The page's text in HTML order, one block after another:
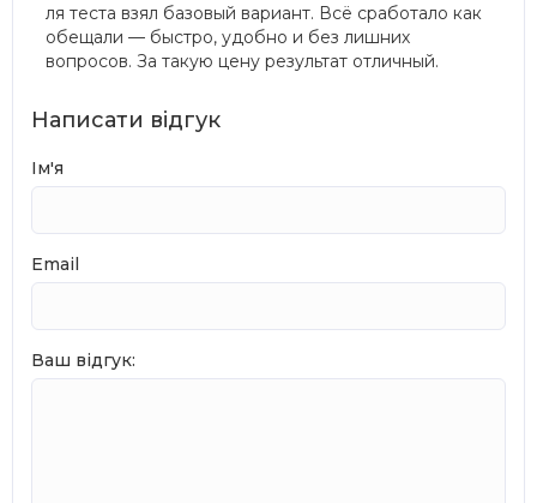
ля теста взял базовый вариант. Всё сработало как
обещали — быстро, удобно и без лишних
вопросов. За такую цену результат отличный.
Написати відгук
Ім'я
Email
Ваш відгук: